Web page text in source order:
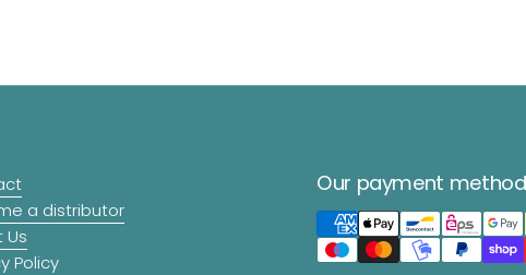
a distributor
Us
Policy
Our payment